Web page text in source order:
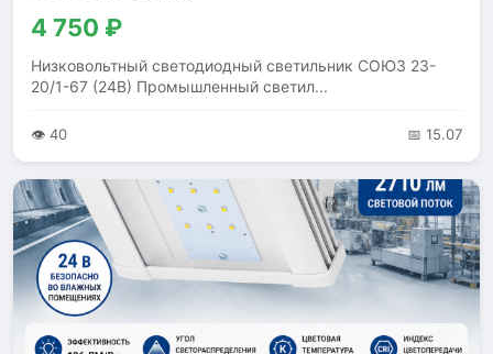
4 750 ₽
Низковольтный светодиодный светильник СОЮЗ 23-
20/1-67 (24В) Промышленный светил...
👁 40 📅 15.07